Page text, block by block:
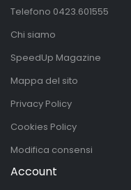
Telefono 0423.601555
Chi siamo
SpeedUp Magazine
Mappa del sito
Privacy Policy
Cookies Policy
Modifica consensi
Account